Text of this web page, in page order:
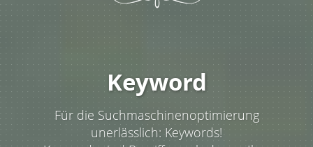
Keyword
Für die Suchmaschinenoptimierung
unerlässlich: Keywords!